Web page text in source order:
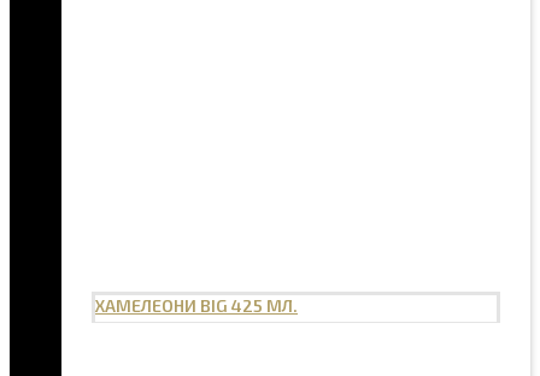
ХАМЕЛЕОНИ BIG 425 МЛ.